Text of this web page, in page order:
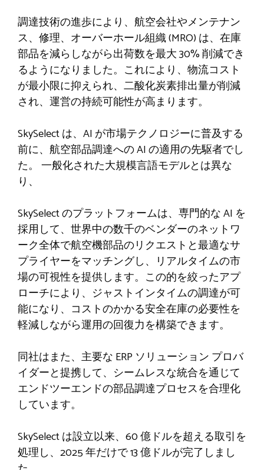
調達技術の進歩により、航空会社やメンテナン
ス、修理、オーバーホール組織 (MRO) は、在庫
部品を減らしながら出荷数を最大 30% 削減でき
るようになりました。これにより、物流コスト
が最小限に抑えられ、二酸化炭素排出量が削減
され、運営の持続可能性が高まります。
SkySelect は、AI が市場テクノロジーに普及する
前に、航空部品調達への AI の適用の先駆者でし
た。 一般化された大規模言語モデルとは異な
り、
SkySelect のプラットフォームは、専門的な AI を
採用して、世界中の数千のベンダーのネットワ
ーク全体で航空機部品のリクエストと最適なサ
プライヤーをマッチングし、リアルタイムの市
場の可視性を提供します。この的を絞ったアプ
ローチにより、ジャストインタイムの調達が可
能になり、コストのかかる安全在庫の必要性を
軽減しながら運用の回復力を構築できます。
同社はまた、主要な ERP ソリューション プロバ
イダーと提携して、シームレスな統合を通じて
エンドツーエンドの部品調達プロセスを合理化
しています。
SkySelect は設立以来、60 億ドルを超える取引を
処理し、2025 年だけで 13 億ドルが完了しまし